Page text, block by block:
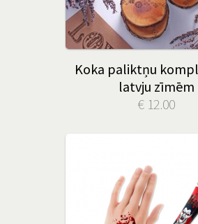
Koka paliktņu
latvju zīmēm
€ 12.00